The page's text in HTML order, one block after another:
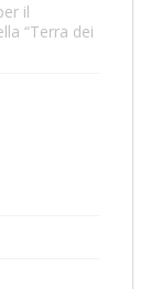
il
“Terra dei